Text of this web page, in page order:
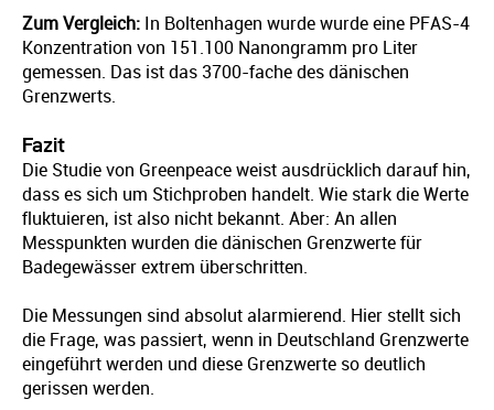
Zum Vergleich: In Boltenhagen wurde wurde eine PFAS-4
Konzentration von 151.100 Nanongramm pro Liter
gemessen. Das ist das 3700-fache des dänischen
Grenzwerts.
Fazit
Die Studie von Greenpeace weist ausdrücklich darauf hin,
dass es sich um Stichproben handelt. Wie stark die Werte
fluktuieren, ist also nicht bekannt. Aber: An allen
Messpunkten wurden die dänischen Grenzwerte für
Badegewässer extrem überschritten.
Die Messungen sind absolut alarmierend. Hier stellt sich
die Frage, was passiert, wenn in Deutschland Grenzwerte
eingeführt werden und diese Grenzwerte so deutlich
gerissen werden.